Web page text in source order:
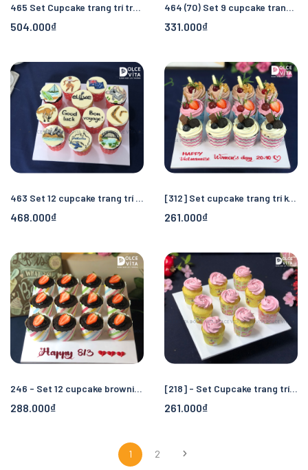
465 Set Cupcake trang trí trái tim cầu vồng - dành cho Pride month, cộng đồng LGBT
504.000₫
464 (70) Set 9 cupcake trang trí chủ đề sinh nhật và xe
331.000₫
463 Set 12 cupcake trang trí chủ đề nước Úc/ Australia
468.000₫
[312] Set cupcake trang trí kem và dâu tây đẹp mắt
261.000₫
246 - Set 12 cupcake brownie trang trí dâu tây
288.000₫
[218] - Set Cupcake trang trí bông kem tông hồng
261.000₫
1 2